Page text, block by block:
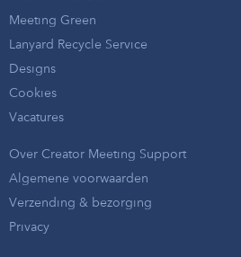
Meeting Green
Lanyard Recycle Service
Designs
Cookies
Vacatures
Over Creator Meeting Support
Algemene voorwaarden
Verzending & bezorging
Privacy